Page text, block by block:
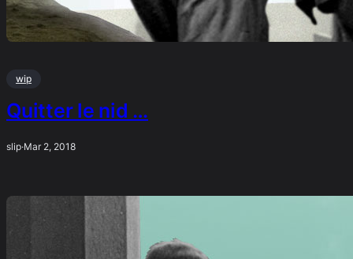
wip
Quitter le nid …
slip·Mar 2, 2018